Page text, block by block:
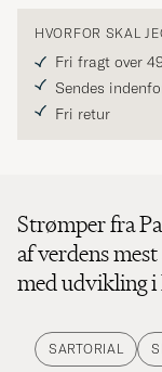
HVORFOR SKAL
Fri fragt over
Sendes
Fri retur
Strømper fra
af verdens
med udvikling i
SARTORIAL